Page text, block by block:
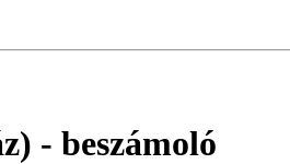
- beszámoló